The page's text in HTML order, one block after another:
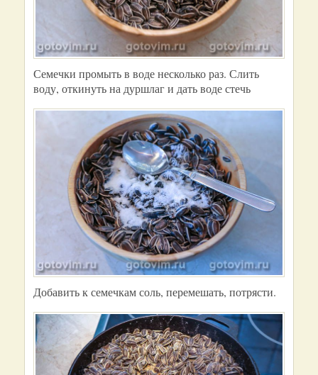
Семечки промыть в воде несколько раз. Слить
воду, откинуть на дуршлаг и дать воде стечь
Добавить к семечкам соль, перемешать, потрясти.